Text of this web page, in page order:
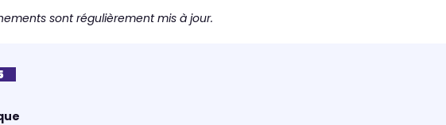
sont régulièrement mis à jour.